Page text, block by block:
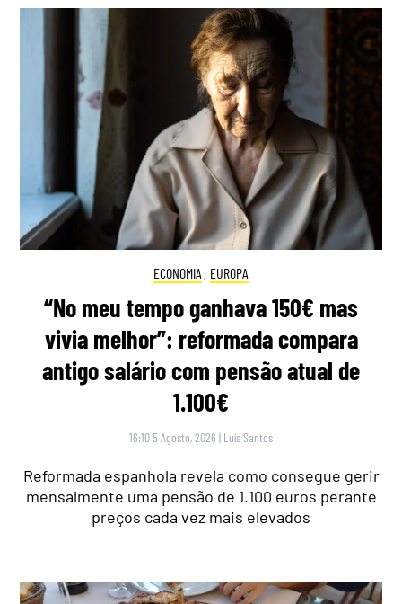
ECONOMIA , EUROPA
“No meu tempo ganhava 150€ mas
vivia melhor”: reformada compara
antigo salário com pensão atual de
1.100€
16:10 5 Agosto, 2026 | Luís Santos
Reformada espanhola revela como consegue gerir
mensalmente uma pensão de 1.100 euros perante
preços cada vez mais elevados